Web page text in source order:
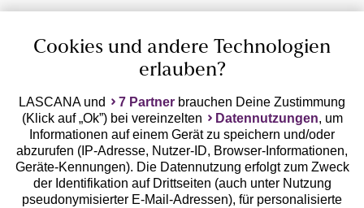
Geprüfte Sicherheit
Cookies und andere Technologien
erlauben?
LASCANA und 7 Partner brauchen Deine Zustimmung
(Klick auf „Ok”) bei vereinzelten
Datennutzungen, um
Informationen auf einem Gerät zu speichern und/oder
abzurufen (IP-Adresse, Nutzer-ID, Browser-Informationen,
Geräte-Kennungen). Die Datennutzung erfolgt zum Zweck
der Identifikation auf Drittseiten (auch unter Nutzung
pseudonymisierter E-Mail-Adressen), für personalisierte